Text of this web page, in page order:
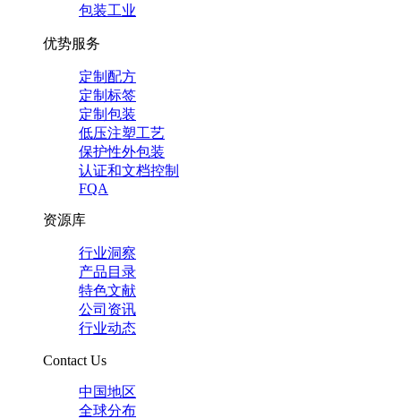
包装工业
优势服务
定制配方
定制标签
定制包装
低压注塑工艺
保护性外包装
认证和文档控制
FQA
资源库
行业洞察
产品目录
特色文献
公司资讯
行业动态
Contact Us
中国地区
全球分布